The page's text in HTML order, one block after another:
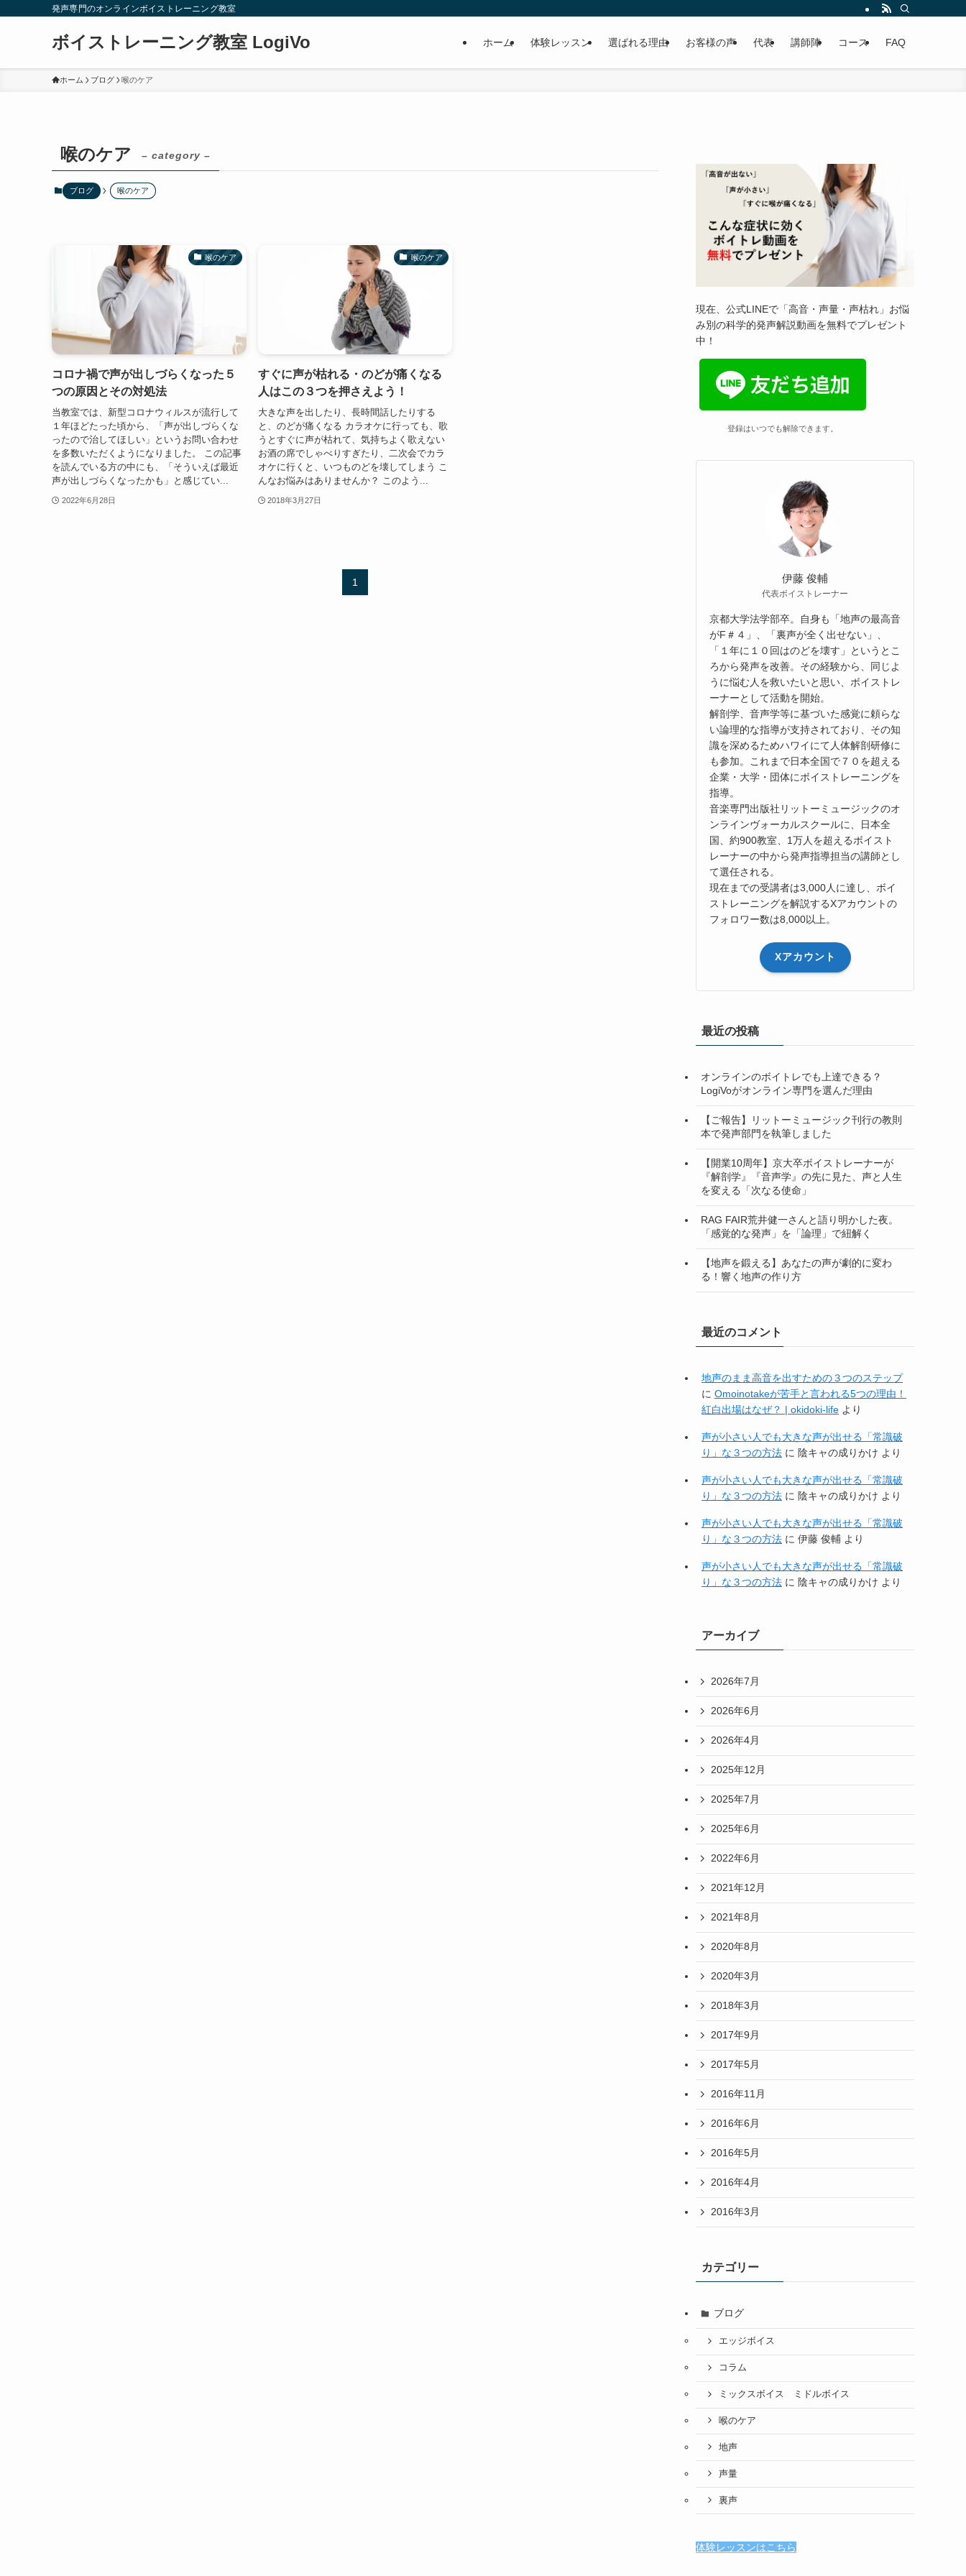
発声専門のオンラインボイストレーニング教室
ボイストレーニング教室 LogiVo ホーム 体験レッスン 選ばれる理由 お客様の声 代表 講師陣 コース FAQ
ホーム ブログ 喉のケア
喉のケア – category –
ブログ 喉のケア
喉のケア
コロナ禍で声が出しづらくなった５
つの原因とその対処法
当教室では、新型コロナウィルスが流行して
１年ほどたった頃から、「声が出しづらくな
ったので治してほしい」というお問い合わせ
を多数いただくようになりました。 この記事
を読んでいる方の中にも、「そういえば最近
声が出しづらくなったかも」と感じてい...
2022年6月28日
喉のケア
すぐに声が枯れる・のどが痛くなる
人はこの３つを押さえよう！
大きな声を出したり、長時間話したりする
と、のどが痛くなる カラオケに行っても、歌
うとすぐに声が枯れて、気持ちよく歌えない
お酒の席でしゃべりすぎたり、二次会でカラ
オケに行くと、いつものどを壊してしまう こ
んなお悩みはありませんか？ このよう...
2018年3月27日
1
現在、公式LINEで「高音・声量・声枯れ」お悩
み別の科学的発声解説動画を無料でプレゼント
中！
登録はいつでも解除できます。
伊藤 俊輔
代表ボイストレーナー
京都大学法学部卒。自身も「地声の最高音
がF＃４」、「裏声が全く出せない」、
「１年に１０回はのどを壊す」というとこ
ろから発声を改善。その経験から、同じよ
うに悩む人を救いたいと思い、ボイストレ
ーナーとして活動を開始。
解剖学、音声学等に基づいた感覚に頼らな
い論理的な指導が支持されており、その知
識を深めるためハワイにて人体解剖研修に
も参加。これまで日本全国で７０を超える
企業・大学・団体にボイストレーニングを
指導。
音楽専門出版社リットーミュージックのオ
ンラインヴォーカルスクールに、日本全
国、約900教室、1万人を超えるボイスト
レーナーの中から発声指導担当の講師とし
て選任される。
現在までの受講者は3,000人に達し、ボイ
ストレーニングを解説するXアカウントの
フォロワー数は8,000以上。
Xアカウント
最近の投稿
オンラインのボイトレでも上達できる？
LogiVoがオンライン専門を選んだ理由
【ご報告】リットーミュージック刊行の教則
本で発声部門を執筆しました
【開業10周年】京大卒ボイストレーナーが
『解剖学』『音声学』の先に見た、声と人生
を変える「次なる使命」
RAG FAIR荒井健一さんと語り明かした夜。
「感覚的な発声」を「論理」で紐解く
【地声を鍛える】あなたの声が劇的に変わ
る！響く地声の作り方
最近のコメント
地声のまま高音を出すための３つのステップ
に Omoinotakeが苦手と言われる5つの理由！
紅白出場はなぜ？ | okidoki-life より
声が小さい人でも大きな声が出せる「常識破
り」な３つの方法 に 陰キャの成りかけ より
声が小さい人でも大きな声が出せる「常識破
り」な３つの方法 に 陰キャの成りかけ より
声が小さい人でも大きな声が出せる「常識破
り」な３つの方法 に 伊藤 俊輔 より
声が小さい人でも大きな声が出せる「常識破
り」な３つの方法 に 陰キャの成りかけ より
アーカイブ
2026年7月
2026年6月
2026年4月
2025年12月
2025年7月
2025年6月
2022年6月
2021年12月
2021年8月
2020年8月
2020年3月
2018年3月
2017年9月
2017年5月
2016年11月
2016年6月
2016年5月
2016年4月
2016年3月
カテゴリー
ブログ
エッジボイス
コラム
ミックスボイス ミドルボイス
喉のケア
地声
声量
裏声
体験レッスンはこちら